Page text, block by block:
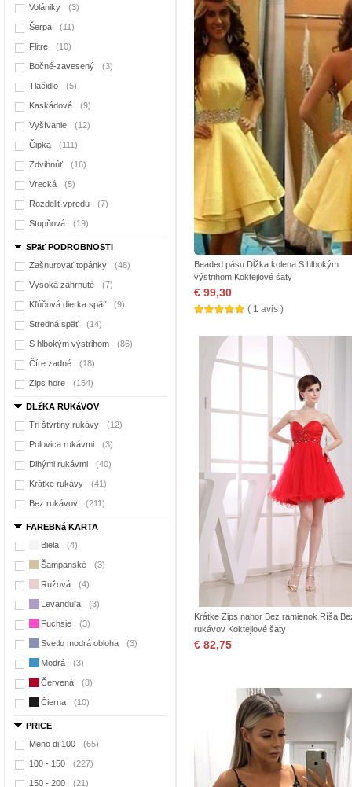
Volániky (3)
Šerpa (11)
Flitre (10)
Bočné-zavesený (3)
Tlačidlo (5)
Kaskádové (9)
Vyšívanie (12)
Čipka (111)
Zdvihnúť (16)
Vrecká (5)
Rozdeliť vpredu (7)
Stupňová (19)
SPäť PODROBNOSTI
Zašnurovať topánky
(48)
Vysoká zahrnuté (7)
Kľúčová dierka späť (9)
Stredná späť (14)
S hlbokým výstrihom (86)
Číre zadné (18)
Zips hore (154)
DLžKA RUKáVOV
Tri štvrtiny rukávy
(12)
Polovica rukávmi (3)
Dlhými rukávmi (40)
Krátke rukávy (41)
Bez rukávov (211)
FAREBNá KARTA
Biela
(4)
Šampanské (3)
Ružová (4)
Levanduľa (3)
Fuchsie (3)
Svetlo modrá obloha (3)
Modrá (3)
Červená (8)
Čierna (10)
PRICE
Meno di 100
(65)
100 - 150 (227)
150 - 200 (21)
Beaded pásu Dĺžka kolena S hlbokým
výstrihom Koktejlové šaty
€ 99,30
( 1 avis )
Krátke Zips nahor Bez ramienok Ríša
rukávov Koktejlové šaty
€ 82,75